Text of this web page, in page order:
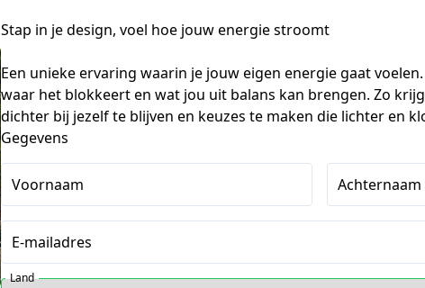
Stap in je design, voel hoe jouw energie stroomt
Een unieke ervaring waarin je jouw eigen energie gaat
waar het blokkeert en wat jou uit balans kan brengen. Zo
dichter bij jezelf te blijven en keuzes te maken die lichter en
Gegevens
Voornaam Achternaam
E-mailadres
Land